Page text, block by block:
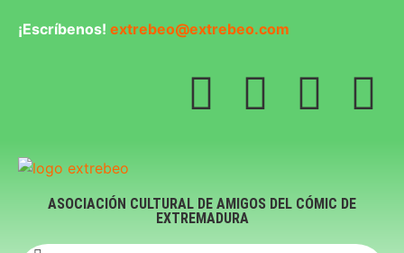
¡Escríbenos! extrebeo@extrebeo.com
ASOCIACIÓN CULTURAL DE AMIGOS DEL CÓMIC DE
EXTREMADURA